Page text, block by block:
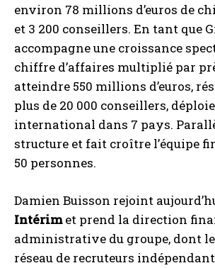
environ 78 millions d’euros de
et 3 200 conseillers. En tant que
accompagne une croissance
chiffre d’affaires multiplié par
atteindre 550 millions d’euros,
plus de 20 000 conseillers,
international dans 7 pays.
structure et fait croître l’équipe
50 personnes.
Damien Buisson rejoint
Intérimet prend la direction
administrative du groupe, dont
réseau de recruteurs